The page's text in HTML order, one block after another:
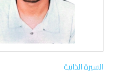
السيرة الذاتية